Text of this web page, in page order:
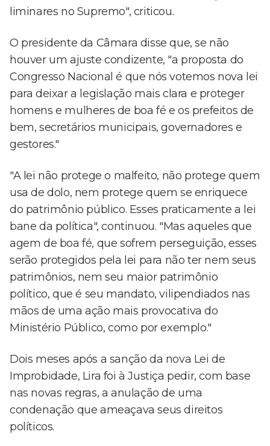
liminares no Supremo", criticou.
O presidente da Câmara disse que, se não
houver um ajuste condizente, "a proposta do
Congresso Nacional é que nós votemos nova lei
para deixar a legislação mais clara e proteger
homens e mulheres de boa fé e os prefeitos de
bem, secretários municipais, governadores e
gestores."
"A lei não protege o malfeito, não protege quem
usa de dolo, nem protege quem se enriquece
do patrimônio público. Esses praticamente a lei
bane da política", continuou. "Mas aqueles que
agem de boa fé, que sofrem perseguição, esses
serão protegidos pela lei para não ter nem seus
patrimônios, nem seu maior patrimônio
político, que é seu mandato, vilipendiados nas
mãos de uma ação mais provocativa do
Ministério Público, como por exemplo."
Dois meses após a sanção da nova Lei de
Improbidade, Lira foi à Justiça pedir, com base
nas novas regras, a anulação de uma
condenação que ameaçava seus direitos
políticos.